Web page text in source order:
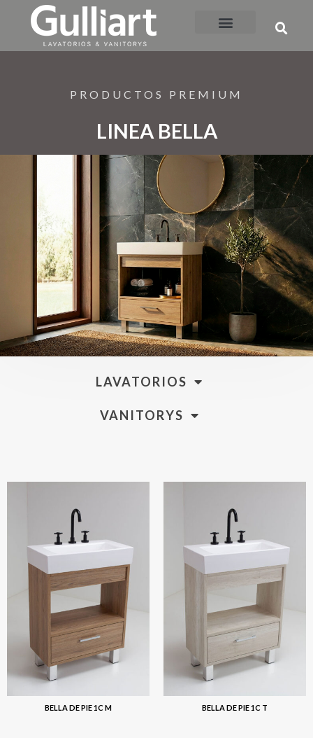
LINEA BELLA
LAVATORIOS
VANITORYS
BELLA DE PIE 1C M BELLA DE PIE 1C T